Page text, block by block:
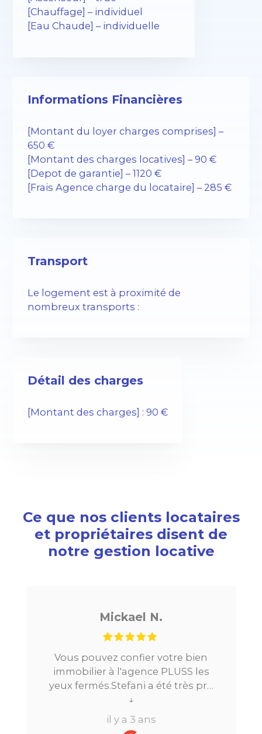
[Chauffage] – individuel
[Eau Chaude] – individuelle
Informations Financières
[Montant du loyer charges comprises] –
650 €
[Montant des charges locatives] – 90 €
[Depot de garantie] – 1120 €
[Frais Agence charge du locataire] – 285 €
Transport
Le logement est à proximité de
nombreux transports :
Détail des charges
[Montant des charges] : 90 €
Ce que nos clients locataires
et propriétaires disent de
notre gestion locative
Mickael N.
Vous pouvez confier votre bien
immobilier à l'agence PLUSS les
yeux fermés.Stefani a été très pro
tout au long du processus.Très
réactive, elle a su répondre à
toutes mes questions en moins de
↓
il y a 3 ans